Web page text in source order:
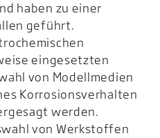
haben zu einer
geführt.
eingesetzten
von Modellmedien
Korrosionsverhalten
werden.
von Werkstoffen